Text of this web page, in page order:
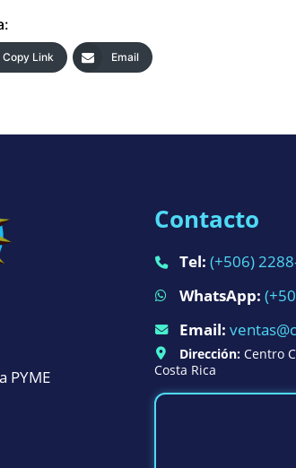
Copy Link Email
PYME
Contacto
Tel: (+506)
WhatsApp:
Email:
Dirección:Centro
Costa Rica